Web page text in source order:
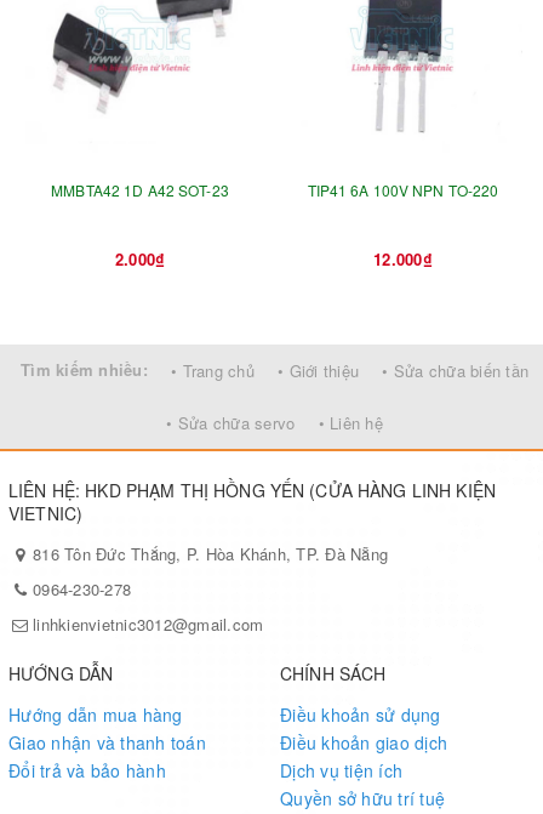
MMBTA42 1D A42 SOT-23
2.000₫
TIP41 6A 100V NPN TO-220
12.000₫
Tìm kiếm nhiều: • Trang chủ • Giới thiệu • Sửa chữa biến tần
• Sửa chữa servo • Liên hệ
LIÊN HỆ: HKD PHẠM THỊ HỒNG YẾN (CỬA HÀNG LINH KIỆN
VIETNIC)
816 Tôn Đức Thắng, P. Hòa Khánh, TP. Đà Nẵng
0964-230-278
linhkienvietnic3012@gmail.com
HƯỚNG DẪN
Hướng dẫn mua hàng
Giao nhận và thanh toán
Đổi trả và bảo hành
CHÍNH SÁCH
Điều khoản sử dụng
Điều khoản giao dịch
Dịch vụ tiện ích
Quyền sở hữu trí tuệ